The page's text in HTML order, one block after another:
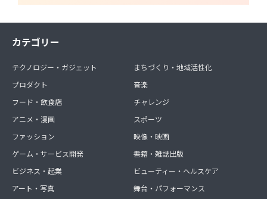
カテゴリー
テクノロジー・ガジェット
プロダクト
フード・飲食店
アニメ・漫画
ファッション
ゲーム・サービス開発
ビジネス・起業
アート・写真
まちづくり・地域活性化
音楽
チャレンジ
スポーツ
映像・映画
書籍・雑誌出版
ビューティー・ヘルスケア
舞台・パフォーマンス